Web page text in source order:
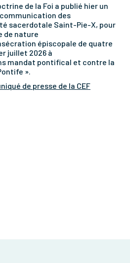
de la Foi a publié hier un
des
sacerdotale Saint-Pie-X, pour
de nature
épiscopale de quatre
juillet 2026 à
mandat pontifical et contre la
».
de presse de la CEF